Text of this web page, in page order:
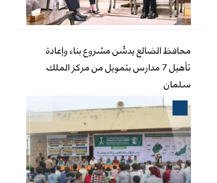
محافظ الضالع يدشّن مشروع بناء وإعادة
تأهيل 7 مدارس بتمويل من مركز الملك
سلمان